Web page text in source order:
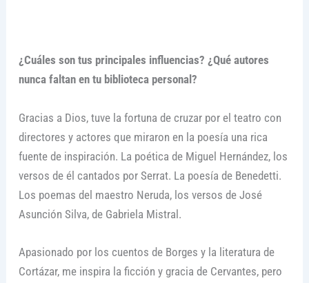
¿Cuáles son tus principales influencias? ¿Qué autores
nunca faltan en tu biblioteca personal?
Gracias a Dios, tuve la fortuna de cruzar por el teatro con
directores y actores que miraron en la poesía una rica
fuente de inspiración. La poética de Miguel Hernández, los
versos de él cantados por Serrat. La poesía de Benedetti.
Los poemas del maestro Neruda, los versos de José
Asunción Silva, de Gabriela Mistral.
Apasionado por los cuentos de Borges y la literatura de
Cortázar, me inspira la ficción y gracia de Cervantes, pero